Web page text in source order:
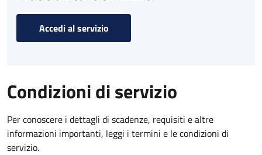
Accedi al servizio
Condizioni di servizio
Per conoscere i dettagli di scadenze, requisiti e altre
informazioni importanti, leggi i termini e le condizioni di
servizio.